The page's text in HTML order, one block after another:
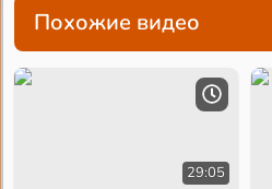
Похожие видео
29:05